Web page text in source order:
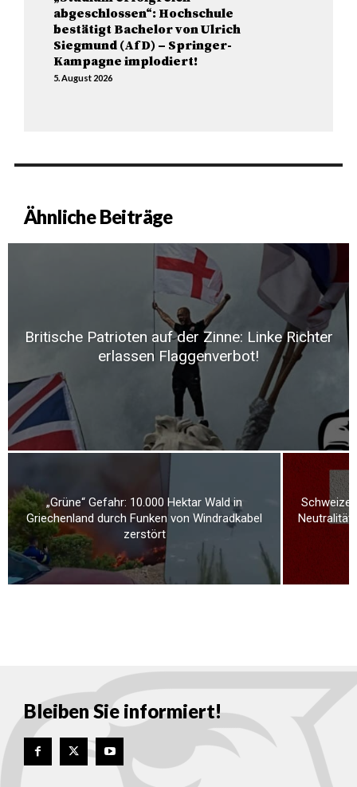
abgeschlossen“: Hochschule
bestätigt Bachelor von Ulrich
Siegmund (AfD) – Springer-
Kampagne implodiert!
5. August 2026
Ähnliche Beiträge
Britische Patrioten auf der Zinne: Linke Richter
erlassen Flaggenverbot!
„Grüne“ Gefahr: 10.000 Hektar Wald in
Griechenland durch Funken von Windradkabel
zerstört
Neutralität
Bleiben Sie informiert!